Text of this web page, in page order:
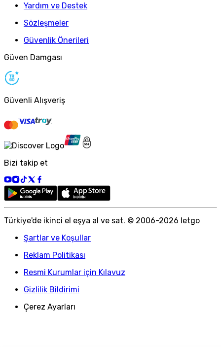
Yardım ve Destek
Sözleşmeler
Güvenlik Önerileri
Güven Damgası
Güvenli Alışveriş
Bizi takip et
Türkiye'de ikinci el eşya al ve sat. © 2006-2026 letgo
Şartlar ve Koşullar
Reklam Politikası
Resmi Kurumlar için Kılavuz
Gizlilik Bildirimi
Çerez Ayarları